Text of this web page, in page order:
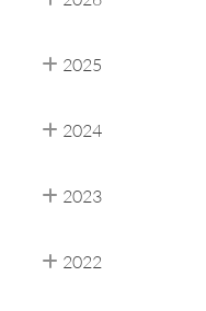
2025
2024
2023
2022